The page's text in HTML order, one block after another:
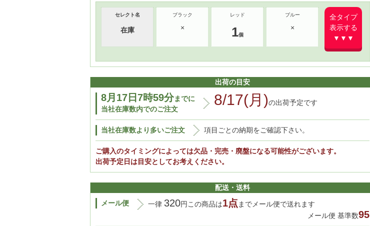
全タイプ
表示する
▼▼▼
セレクト名
在庫
ブラック
×
レッド
1
ブルー
×
出荷の目安
8月17日7時59分までに
当社在庫数内でのご注文
8/17(月)の出荷予定です
当社在庫数より多いご注文 項目ごとの納期をご確認下さい。
ご購入のタイミングによっては欠品・完売・廃盤になる可能性がございます。
出荷予定日は目安としてお考えください。
配送・送料
メール便
一律 320円この商品は1点までメール便で送れます
メール便 基準数95